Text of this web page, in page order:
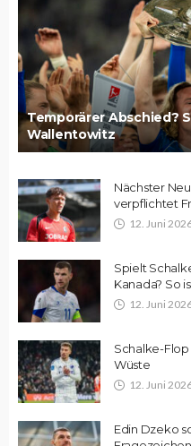
Temporärer Abschied?
Wallentowitz
Nächster
verpflichtet
12. Juni
Spielt
Kanada? So
12. Juni
Schalke-Flop
Wüste
12. Juni
Edin Dzeko